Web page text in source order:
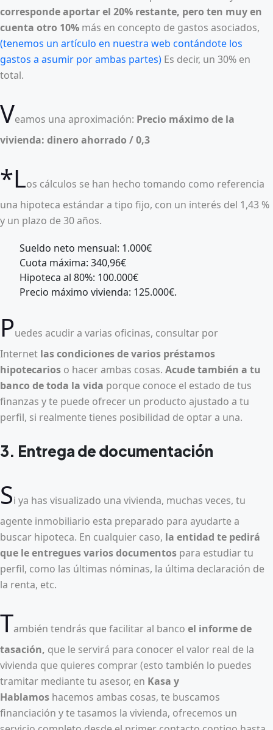
corresponde aportar el 20% restante, pero ten muy en
cuenta otro 10% más en concepto de gastos asociados,
(tenemos un artículo en nuestra web contándote los
gastos a asumir por ambas partes) Es decir, un 30% en
total.
Veamos una aproximación: Precio máximo de la
vivienda: dinero ahorrado / 0,3
*Los cálculos se han hecho tomando como referencia
una hipoteca estándar a tipo fijo, con un interés del 1,43 %
y un plazo de 30 años.
Sueldo neto mensual: 1.000€
Cuota máxima: 340,96€
Hipoteca al 80%: 100.000€
Precio máximo vivienda: 125.000€.
Puedes acudir a varias oficinas, consultar por
Internet las condiciones de varios préstamos
hipotecarios o hacer ambas cosas. Acude también a tu
banco de toda la vida porque conoce el estado de tus
finanzas y te puede ofrecer un producto ajustado a tu
perfil, si realmente tienes posibilidad de optar a una.
3. Entrega de documentación
Si ya has visualizado una vivienda, muchas veces, tu
agente inmobiliario esta preparado para ayudarte a
buscar hipoteca. En cualquier caso, la entidad te pedirá
que le entregues varios documentos para estudiar tu
perfil, como las últimas nóminas, la última declaración de
la renta, etc.
También tendrás que facilitar al banco el informe de
tasación, que le servirá para conocer el valor real de la
vivienda que quieres comprar (esto también lo puedes
tramitar mediante tu asesor, en Kasa y
Hablamos hacemos ambas cosas, te buscamos
financiación y te tasamos la vivienda, ofrecemos un